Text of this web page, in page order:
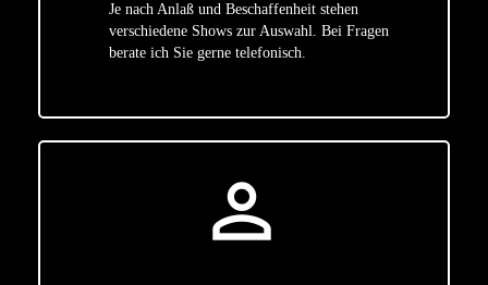
Je nach Anlaß und Beschaffenheit stehen
verschiedene Shows zur Auswahl. Bei Fragen
berate ich Sie gerne telefonisch.
person_outline